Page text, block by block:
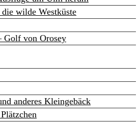
wilde Westküste
Golf von Orosey
anderes Kleingebäck